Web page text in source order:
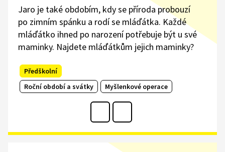
Jaro je také obdobím, kdy se příroda probouzí
po zimním spánku a rodí se mláďátka. Každé
mláďátko ihned po narození potřebuje být u své
maminky. Najdete mláďátkům jejich maminky?
Předškolní
Roční období a svátky
Myšlenkové operace